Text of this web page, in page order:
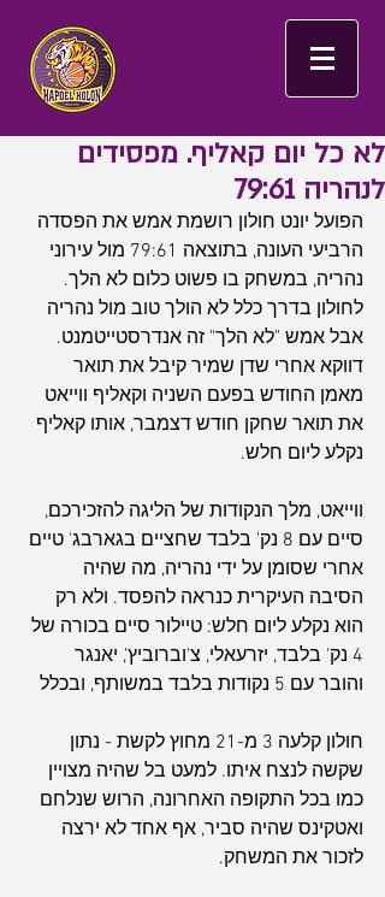
לא כל יום קאליף. מפסידים
לנהריה 79:61
הפועל יונט חולון רושמת אמש את הפסדה
הרביעי העונה, בתוצאה 79:61 מול עירוני
נהריה, במשחק בו פשוט כלום לא הלך.
לחולון בדרך כלל לא הולך טוב מול נהריה
אבל אמש "לא הלך" זה אנדרסטייטמנט.
דווקא אחרי שדן שמיר קיבל את תואר
מאמן החודש בפעם השניה וקאליף ווייאט
את תואר שחקן חודש דצמבר, אותו קאליף
נקלע ליום חלש.
ווייאט, מלך הנקודות של הליגה להזכירכם,
סיים עם 8 נק' בלבד שחציים בגארבג' טיים
אחרי שסומן על ידי נהריה, מה שהיה
הסיבה העיקרית כנראה להפסד. ולא רק
הוא נקלע ליום חלש: טיילור סיים בכורה של
4 נק' בלבד, יזרעאלי, צ'וברוביץ', יאנגר
והובר עם 5 נקודות בלבד במשותף, ובכלל
חולון קלעה 3 מ-21 מחוץ לקשת - נתון
שקשה לנצח איתו. למעט בל שהיה מצויין
כמו בכל התקופה האחרונה, הרוש שנלחם
ואטקינס שהיה סביר, אף אחד לא ירצה
לזכור את המשחק.